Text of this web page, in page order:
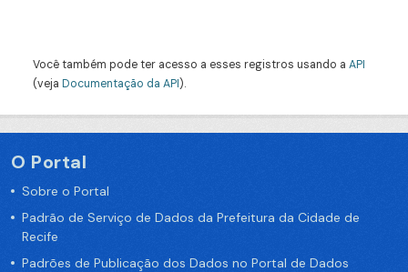
Você também pode ter acesso a esses registros usando a API
(veja Documentação da API).
O Portal
Sobre o Portal
Padrão de Serviço de Dados da Prefeitura da Cidade de
Recife
Padrões de Publicação dos Dados no Portal de Dados